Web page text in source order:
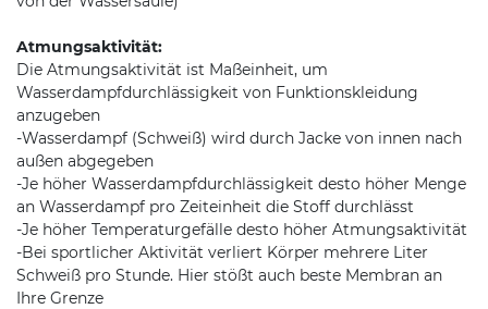
Atmungsaktivität:
Die Atmungsaktivität ist Maßeinheit, um
Wasserdampfdurchlässigkeit von Funktionskleidung
anzugeben
-Wasserdampf (Schweiß) wird durch Jacke von innen nach
außen abgegeben
-Je höher Wasserdampfdurchlässigkeit desto höher Menge
an Wasserdampf pro Zeiteinheit die Stoff durchlässt
-Je höher Temperaturgefälle desto höher Atmungsaktivität
-Bei sportlicher Aktivität verliert Körper mehrere Liter
Schweiß pro Stunde. Hier stößt auch beste Membran an
Ihre Grenze